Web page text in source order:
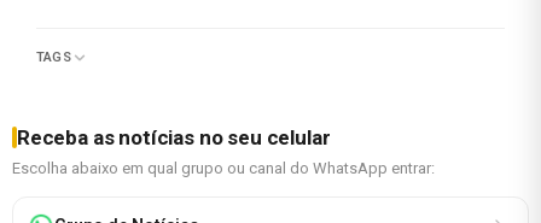
TAGS
Receba as notícias no seu celular
Escolha abaixo em qual grupo ou canal do WhatsApp entrar: